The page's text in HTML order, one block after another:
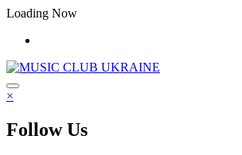
Перейти
контенту
Loading Now
×
Follow Us